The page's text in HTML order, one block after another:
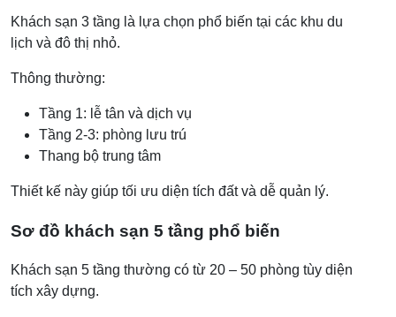
Khách sạn 3 tầng là lựa chọn phổ biến tại các khu du
lịch và đô thị nhỏ.
Thông thường:
Tầng 1: lễ tân và dịch vụ
Tầng 2-3: phòng lưu trú
Thang bộ trung tâm
Thiết kế này giúp tối ưu diện tích đất và dễ quản lý.
Sơ đồ khách sạn 5 tầng phổ biến
Khách sạn 5 tầng thường có từ 20 – 50 phòng tùy diện
tích xây dựng.